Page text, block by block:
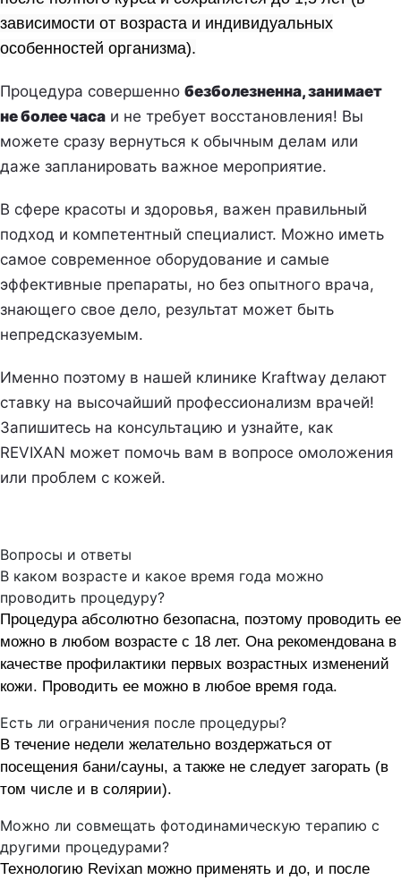
зависимости от возраста и индивидуальных
особенностей организма).
Процедура совершенно безболезненна, занимает
не более часа и не требует восстановления! Вы
можете сразу вернуться к обычным делам или
даже запланировать важное мероприятие.
В сфере красоты и здоровья, важен правильный
подход и компетентный специалист. Можно иметь
самое современное оборудование и самые
эффективные препараты, но без опытного врача,
знающего свое дело, результат может быть
непредсказуемым.
Именно поэтому в нашей клинике Kraftway делают
ставку на высочайший профессионализм врачей!
Запишитесь на консультацию и узнайте, как
REVIXAN может помочь вам в вопросе омоложения
или проблем с кожей.
Вопросы и ответы
В каком возрасте и какое время года можно
проводить процедуру?
Процедура абсолютно безопасна, поэтому проводить ее
можно в любом возрасте с 18 лет. Она рекомендована в
качестве профилактики первых возрастных изменений
кожи. Проводить ее можно в любое время года.
Есть ли ограничения после процедуры?
В течение недели желательно воздержаться от
посещения бани/сауны, а также не следует загорать (в
том числе и в солярии).
Можно ли совмещать фотодинамическую терапию с
другими процедурами?
Технологию Revixan можно применять и до, и после